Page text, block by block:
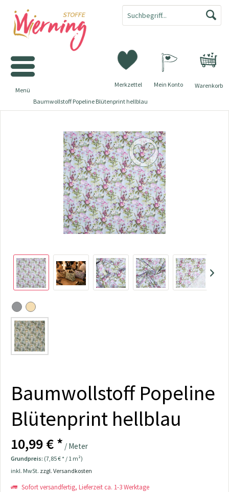
Warenkorb
Merkzettel Mein Konto
Menü
Baumwollstoff Popeline Blütenprint hellblau
Baumwollstoff Popeline
Blütenprint hellblau
10,99 € * / Meter
Grundpreis: (7,85 € * / 1 m²)
inkl. MwSt. zzgl. Versandkosten
Sofort versandfertig, Lieferzeit ca. 1-3 Werktage